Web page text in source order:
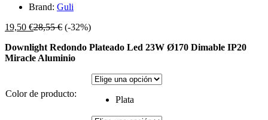
Brand: Guli
19,50 €28,55€ (-32%)
Downlight Redondo Plateado Led 23W Ø170 Dimable IP20
Miracle Aluminio
Color de producto:
Plata